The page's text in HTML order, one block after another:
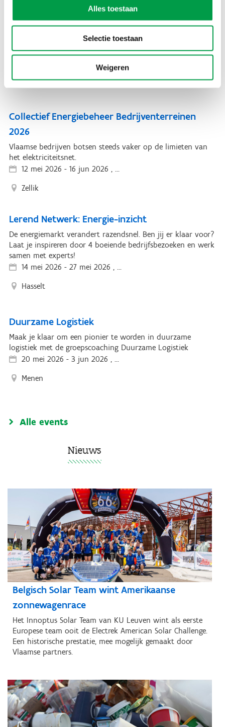
Alles toestaan
Selectie toestaan
Weigeren
Lerend Netwerk Klimaatneutrale Industrie
Laat je in 6 sessies inspireren om de klimaatambities in je
bedrijf vorm te geven.
24 mrt 2026-28 apr 2026 , ...
Collectief Energiebeheer Bedrijventerreinen
2026
Vlaamse bedrijven botsen steeds vaker op de limieten van
het elektriciteitsnet.
12 mei 2026 - 16 jun 2026 , ...
Zellik
Lerend Netwerk: Energie-inzicht
De energiemarkt verandert razendsnel. Ben jij er klaar voor?
Laat je inspireren door 4 boeiende bedrijfsbezoeken en werk
samen met experts!
14 mei 2026 - 27 mei 2026 , ...
Hasselt
Duurzame Logistiek
Maak je klaar om een pionier te worden in duurzame
logistiek met de groepscoaching Duurzame Logistiek
20 mei 2026 - 3 jun 2026 , ...
Menen
Alle events
Nieuws
Belgisch Solar Team wint Amerikaanse
zonnewagenrace
Het Innoptus Solar Team van KU Leuven wint als eerste
Europese team ooit de Electrek American Solar Challenge.
Een historische prestatie, mee mogelijk gemaakt door
Vlaamse partners.